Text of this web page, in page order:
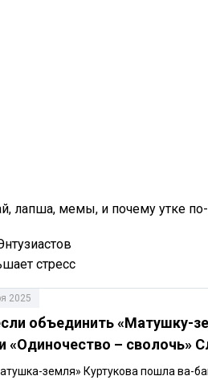
лапша, мемы, и почему утке
стресс
2025
объединить «Матушку-
«Одиночество – сволочь»
земля» Куртукова пошла ва-